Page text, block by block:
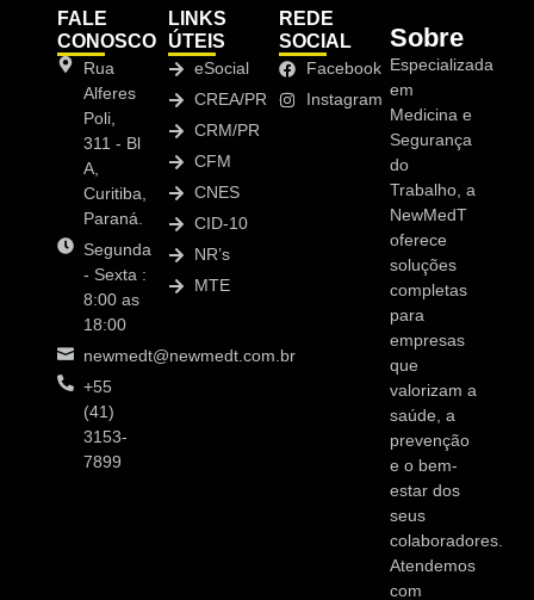
FALE
CONOSCO
Rua
Alferes
Poli,
311 - Bl
A,
Curitiba,
Paraná.
Segunda
- Sexta :
8:00 as
18:00
newmedt@newmedt.com.br
+55
(41)
3153-
7899
LINKS
ÚTEIS
eSocial
CREA/PR
CRM/PR
CFM
CNES
CID-10
NR’s
MTE
REDE
SOCIAL
Facebook
Instagram
Sobre
Especializada
em
Medicina e
Segurança
do
Trabalho, a
NewMedT
oferece
soluções
completas
para
empresas
que
valorizam a
saúde, a
prevenção
e o bem-
estar dos
seus
colaboradores.
Atendemos
com